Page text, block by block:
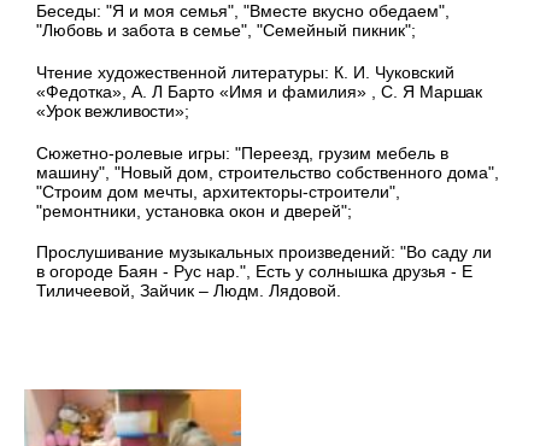
Беседы: "Я и моя семья", "Вместе вкусно обедаем",
"Любовь и забота в семье", "Семейный пикник";
Чтение художественной литературы: К. И. Чуковский
«Федотка», А. Л Барто «Имя и фамилия» С. Я Маршак
«Урок вежливости»;
Сюжетно-ролевые игры: "Переезд, грузим мебель в
машину", "Новый дом, строительство собственного дома",
"Строим дом мечты, архитекторы-строители",
"ремонтники, установка окон и дверей";
Прослушивание музыкальных произведений: "Во саду ли
в огороде Баян - Рус нар.", Есть у солнышка друзья - Е
Тиличеевой, Зайчик – Людм. Лядовой.